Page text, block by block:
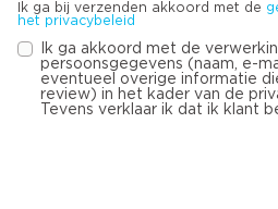
Ik ga bij verzenden akkoord met de
het privacybeleid
Ik ga akkoord met de
persoonsgegevens (naam, e-
eventueel overige informatie
review) in het kader van de
Tevens verklaar ik dat ik klant